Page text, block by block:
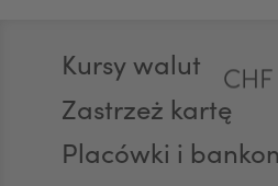
Kursy walut CHF
AED
Zastrzeż kartę
Placówki i